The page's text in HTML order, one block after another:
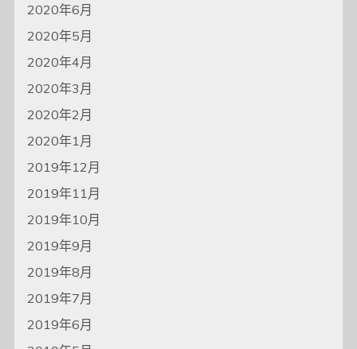
2020年6月
2020年5月
2020年4月
2020年3月
2020年2月
2020年1月
2019年12月
2019年11月
2019年10月
2019年9月
2019年8月
2019年7月
2019年6月